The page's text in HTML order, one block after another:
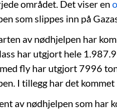
området. Det viser en
som slippes inn på
av nødhjelpen har
har utgjort hele
fly har utgjort 7996
I tillegg har det
av nødhjelpen som har